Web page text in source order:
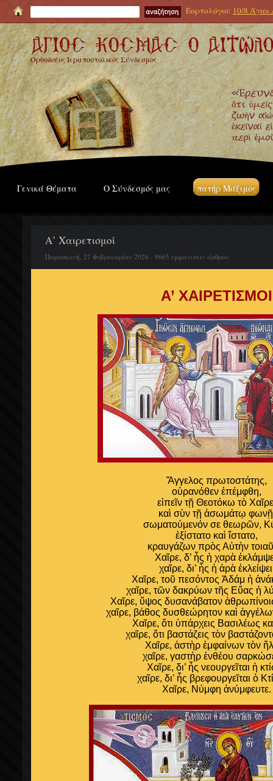
Εορτολόγιο: 10/8
Ορθόδοξος Ιεραποστολικός Σύνδεσμος
Γενικά Θέματα Ο Σύνδεσμός μας πατήρ Μάξιμος
Α’ Χαιρετισμοί
Παρασκευή, 27 Φεβρουαρίου 2026 - 9665 εμφανίσεις άρθρου
Α’ ΧΑΙΡΕΤΙΣΜΟΙ
Ἄγγελος πρωτοστάτης,
οὐρανόθεν ἐπέμφθη,
εἰπεῖν τῇ Θεοτόκω τὸ
καὶ σὺν τῇ ἀσωμάτῳ
σωματούμενόν σε θεωρῶν,
ἐξίστατο καὶ ἵστατο,
κραυγάζων πρὸς Αὐτὴν
Χαῖρε, δ’ ἧς ἡ χαρὰ
χαῖρε, δι’ ἧς ἡ ἀρὰ
Χαῖρε, τοῦ πεσόντος Ἀδάμ ἡ
χαῖρε, τῶν δακρύων τῆς Εὔας ἡ
Χαῖρε, ὕψος δυσανάβατον
χαῖρε, βάθος δυσθεώρητον καὶ
Χαῖρε, ὅτι ὑπάρχεις Βασιλέως
χαῖρε, ὅτι βαστάζεις τὸν
Χαῖρε, ἀστὴρ ἐμφαίνων τὸν
χαῖρε, γαστὴρ ἐνθέου
Χαῖρε, δι’ ἧς νεουργεῖται ἡ
χαῖρε, δι’ ἧς βρεφουργεῖται ὁ
Χαῖρε, Νύμφη ἀνύμφευτε.